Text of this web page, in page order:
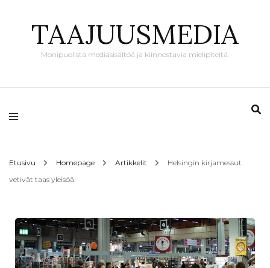
TAAJUUSMEDIA
Monipuolista mediasisältöä ja kiinnostavia mielipiteitä.
Etusivu Homepage Artikkelit
Helsingin kirjamessut
vetivät taas yleisöä